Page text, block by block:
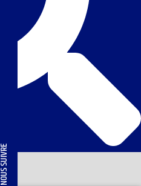
NOUS SUIVRE